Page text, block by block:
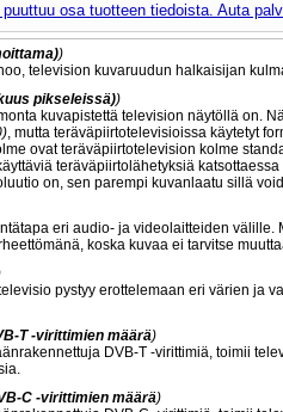
osa tuotteen tiedoista. Auta
)
television kuvaruudun halkaisijan
pikseleissä))
kuvapistettä television näytöllä on.
, mutta teräväpiirtotelevisioissa käytetyt
ovat teräväpiirtotelevision kolme
teräväpiirtolähetyksiä
on, sen parempi kuvanlaatu sillä
eri audio- ja videolaitteiden
koska kuvaa ei tarvitse
pystyy erottelemaan eri värien ja
T -virittimien määrä)
DVB-T -virittimiä, toimii
C -virittimien määrä)